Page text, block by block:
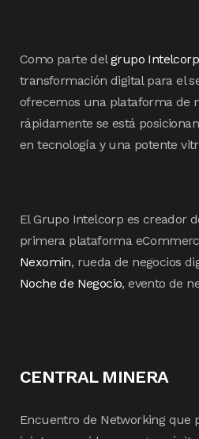
Como parte delgrupo Intelcorp
transformación digital para el
ofrecemos una plataforma de
rápidamente se está
en tecnología y una potente
El Grupo Intelcorp es creador
primera plataforma
Nexomin, rueda de negocios
Noche de Negocio, evento de
CENTRAL MINERA
Encuentro de Networking que